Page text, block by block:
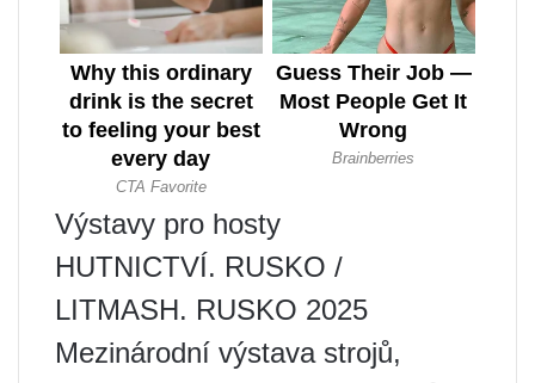
Výstavy pro hosty
HUTNICTVÍ. RUSKO /
LITMASH. RUSKO 2025
Mezinárodní výstava strojů,